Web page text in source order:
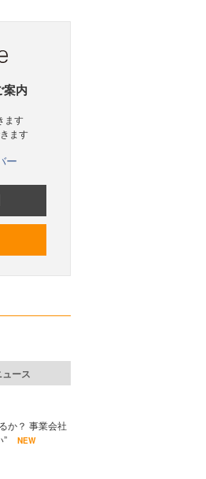
案内
ます
ます
ー
ュース
か？ 事業会社
NEW